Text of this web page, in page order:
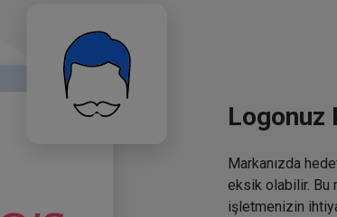
Logonuz
Markanızda
eksik olabilir. Bu
işletmenizin